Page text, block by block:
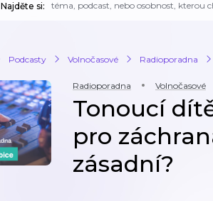
Najděte si:
Podcasty Volnočasové Radioporadna
Radioporadna Volnočasové
Tonoucí
pro
zásadní?